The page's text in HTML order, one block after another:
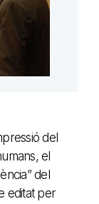
del
el
del
editat per